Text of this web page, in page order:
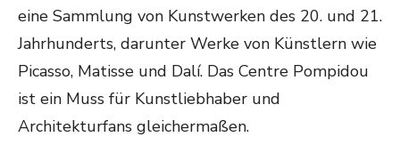
eine Sammlung von Kunstwerken des 20. und 21.
Jahrhunderts, darunter Werke von Künstlern wie
Picasso, Matisse und Dalí. Das Centre Pompidou
ist ein Muss für Kunstliebhaber und
Architekturfans gleichermaßen.